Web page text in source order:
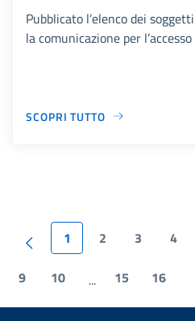
Pubblicato l’elenco dei
la comunicazione per
SCOPRI TUTTO
1 2 3 4
9 10 ... 15 16